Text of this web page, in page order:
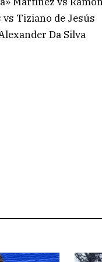
Tiziano de Jesús
Da Silva